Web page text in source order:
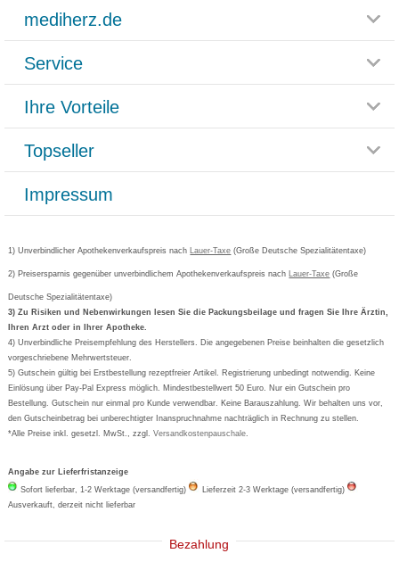
mediherz.de
Glossar
Häufig gestellte Fragen
Datenschutz
AGB
Cookie-Einstellungen
Vertrag widerrufen
Service
Rücksendemöglichkeit
Paketlieferstatus
Versandkosten
Bestellschein ausfüllen
Newsletteranmeldung
Ihre Vorteile
Rezeptlieferung
Bonusprogramm
Gutschein und Rabatte
Kundenbewertung
Topseller
Grippostad
Bepanthen
Formoline
Wick
Eucerin
Basica
Impressum
1) Unverbindlicher Apothekenverkaufspreis nach Lauer-Taxe (Große Deutsche Spezialitätentaxe)
2) Preisersparnis gegenüber unverbindlichem Apothekenverkaufspreis nach Lauer-Taxe (Große
Deutsche Spezialitätentaxe)
3) Zu Risiken und Nebenwirkungen lesen Sie die Packungsbeilage und fragen Sie Ihre Ärztin,
Ihren Arzt oder in Ihrer Apotheke.
4) Unverbindliche Preisempfehlung des Herstellers. Die angegebenen Preise beinhalten die gesetzlich
vorgeschriebene Mehrwertsteuer.
5) Gutschein gültig bei Erstbestellung rezeptfreier Artikel. Registrierung unbedingt notwendig. Keine
Einlösung über Pay-Pal Express möglich. Mindestbestellwert 50 Euro. Nur ein Gutschein pro
Bestellung. Gutschein nur einmal pro Kunde verwendbar. Keine Barauszahlung. Wir behalten uns vor,
den Gutscheinbetrag bei unberechtigter Inanspruchnahme nachträglich in Rechnung zu stellen.
*Alle Preise inkl. gesetzl. MwSt., zzgl.Versandkostenpauschale.
Angabe zur Lieferfristanzeige
Sofort lieferbar, 1-2 Werktage (versandfertig)
Lieferzeit 2-3 Werktage (versandfertig)
Ausverkauft, derzeit nicht lieferbar
Bezahlung